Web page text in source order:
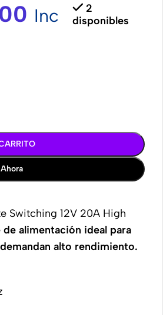
Inc
2
disponibles
Switching 12V 20A High
de alimentación ideal para
alto rendimiento.